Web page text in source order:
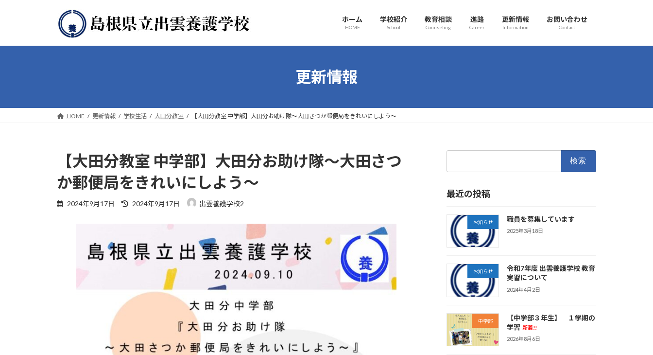
プ
動
ホーム
HOME
学校紹介
School
教育相談
Counseling
進路
Career
更新情報
Information
お問い合わせ
Contact
更新情報
HOME 更新情報 学校生活 大田分教室 【大田分教室 中学部】大田分お助け隊～大田さつか郵便局をきれいにしよう～
【大田分教室 中学部】大田分お助け隊～大田さつ
か郵便局をきれいにしよう～
2024年9月17日
最
時
:
2024年9月17日 出雲養護学校2
最近の投稿
お知らせ 職員を募集しています
2025年3月18日
お知らせ
令和7年度 出雲養護学校 教育
実習について
2024年4月2日
中学部
【中学部３年生】 １学期の
学習 新着!!
2026年8月6日